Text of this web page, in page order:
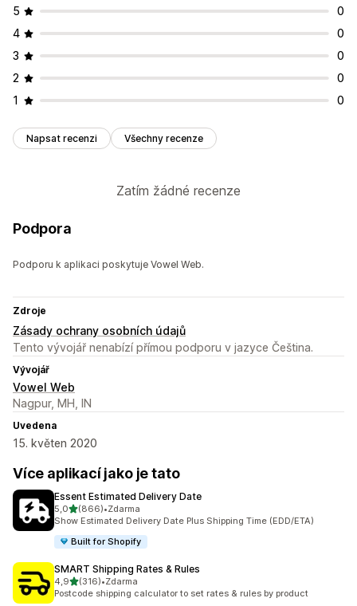
5
0
4
0
3
0
2
0
1
0
Napsat recenzi Všechny recenze
Zatím žádné recenze
Podpora
Podporu k aplikaci poskytuje Vowel Web.
Zdroje
Zásady ochrany osobních údajů
Tento vývojář nenabízí přímou podporu v jazyce Čeština.
Vývojář
Vowel Web
Nagpur, MH, IN
Uvedena
15. květen 2020
Více aplikací jako je tato
Essent Estimated Delivery Date
5,0z 5 hvězd
(866)
Celkový počet recenzí: 866
•Zdarma
Show Estimated Delivery Date Plus Shipping Time (EDD/ETA)
Built for Shopify
SMART Shipping Rates & Rules
4,9z 5 hvězd
(316)
Celkový počet recenzí: 316
•Zdarma
Postcode shipping calculator to set rates & rules by product